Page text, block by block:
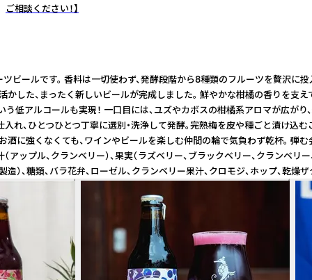
ご相談ください！】
す。 香料は一切使わず、発酵段階から8種類のフルーツを贅沢
まったく新しいビールが完成しました。 鮮やかな柑橘の香りを
アルコールも実現！ 一口目には、ユズやカボスの柑橘系アロマ
ひとつひとつ丁寧に選別・洗浄して発酵。完熟梅を皮や種ごと
なくても、ワインやビールを楽しむ仲間の輪で気負わず乾杯。
ル、クランベリー）、果実（ラズベリー、ブラックベリー、クラ
）、糖類、バラ花弁、ローゼル、クランベリー果汁、クロモジ、ホ